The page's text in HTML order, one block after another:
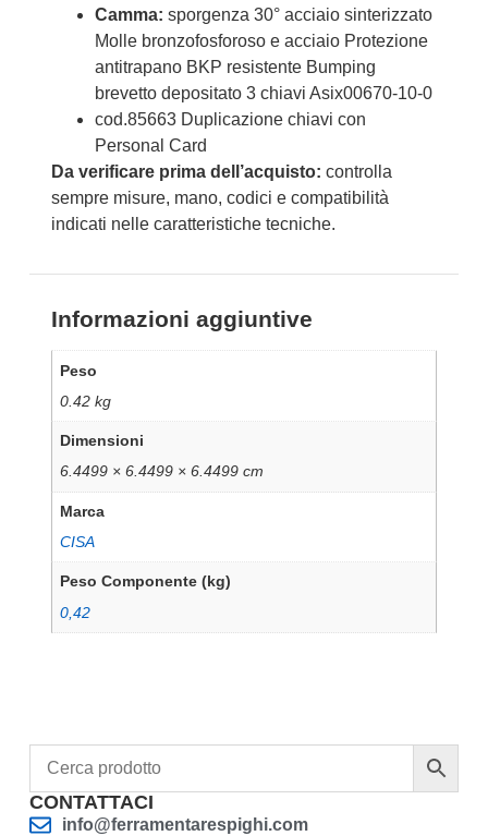
Camma: sporgenza 30° acciaio sinterizzato
Molle bronzofosforoso e acciaio Protezione
antitrapano BKP resistente Bumping
brevetto depositato 3 chiavi Asix00670-10-0
cod.85663 Duplicazione chiavi con
Personal Card
Da verificare prima dell’acquisto: controlla
sempre misure, mano, codici e compatibilità
indicati nelle caratteristiche tecniche.
Informazioni aggiuntive
Peso
0.42 kg
Dimensioni
6.4499 × 6.4499 × 6.4499 cm
Marca
CISA
Peso Componente (kg)
0,42
CONTATTACI
info@ferramentarespighi.com